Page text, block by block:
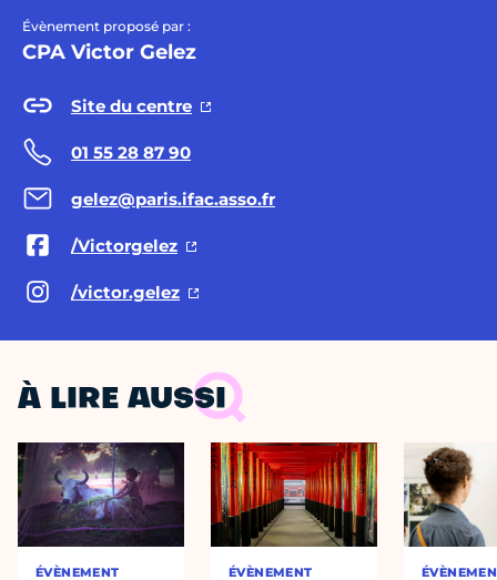
Évènement proposé par :
CPA Victor Gelez
Site du centre
01 55 28 87 90
gelez@paris.ifac.asso.fr
/Victorgelez
/victor.gelez
À LIRE AUSSI
ÉVÈNEMENT ÉVÈNEMENT